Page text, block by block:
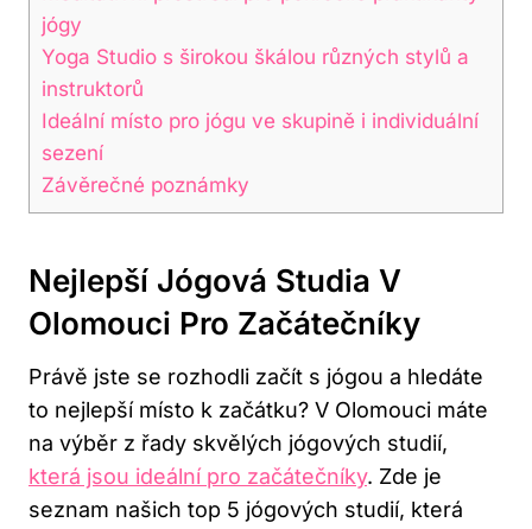
jógy
Yoga Studio s širokou škálou‍ různých stylů a
instruktorů
Ideální ‍místo pro jógu ve skupině i individuální
sezení
Závěrečné‌ poznámky
Nejlepší ‌jógová Studia V
Olomouci Pro Začátečníky
Právě jste se‍ rozhodli začít s jógou a hledáte
to nejlepší místo k začátku? ​V Olomouci máte
na výběr z řady skvělých jógových studií,
která jsou ideální pro začátečníky. Zde je
seznam našich top ​5 jógových studií, která‌